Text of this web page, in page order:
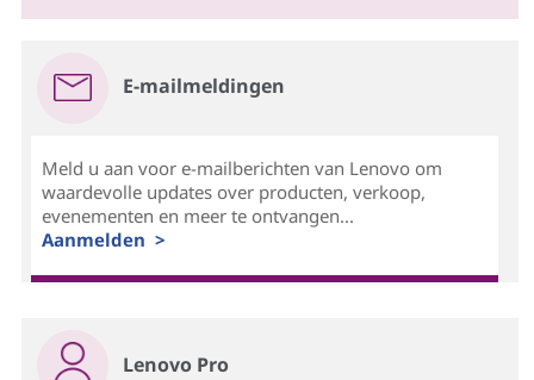
E-mailmeldingen
Meld u aan voor e-mailberichten van Lenovo om
waardevolle updates over producten, verkoop,
evenementen en meer te ontvangen...
Aanmelden >
Lenovo Pro